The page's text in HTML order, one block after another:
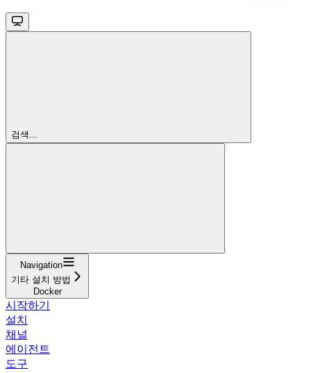
검색...
Navigation
기타 설치 방법
Docker
시작하기
설치
채널
에이전트
도구